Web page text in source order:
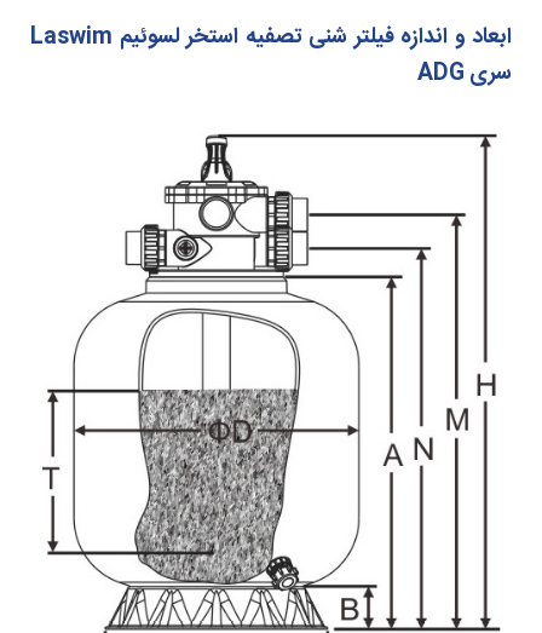
ابعاد و اندازه فیلتر شنی تصفیه استخر لسوئیم Laswim
سری ADG